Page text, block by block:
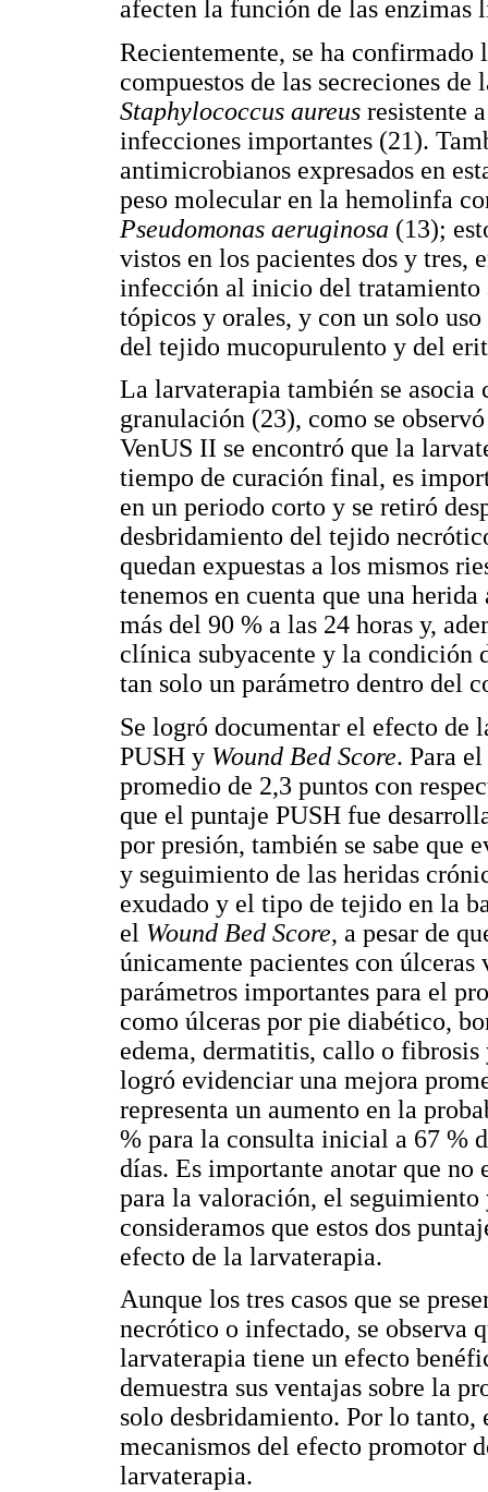
afecten la función de las enzimas
Recientemente, se ha
compuestos de las secreciones
Staphylococcus aureus resistente
infecciones importantes (21).
antimicrobianos expresados en
peso molecular en la hemolinfa
Pseudomonas aeruginosa (13);
vistos en los pacientes dos y tres,
infección al inicio del tratamiento
tópicos y orales, y con un solo
del tejido mucopurulento y del
La larvaterapia también se
granulación (23), como se
VenUS II se encontró que la
tiempo de curación final, es
en un periodo corto y se retiró
desbridamiento del tejido
quedan expuestas a los mismos
tenemos en cuenta que una
más del 90 % a las 24 horas y,
clínica subyacente y la condición
tan solo un parámetro dentro del
Se logró documentar el efecto de
PUSH y Wound Bed Score. Para
promedio de 2,3 puntos con
que el puntaje PUSH fue
por presión, también se sabe que
y seguimiento de las heridas
exudado y el tipo de tejido en la
el Wound Bed Score, a pesar de
únicamente pacientes con úlceras
parámetros importantes para el
como úlceras por pie diabético,
edema, dermatitis, callo o fibrosis
logró evidenciar una mejora
representa un aumento en la
% para la consulta inicial a 67 %
días. Es importante anotar que
para la valoración, el
consideramos que estos dos
efecto de la larvaterapia.
Aunque los tres casos que se
necrótico o infectado, se observa
larvaterapia tiene un efecto
demuestra sus ventajas sobre la
solo desbridamiento. Por lo tanto,
mecanismos del efecto promotor
larvaterapia.